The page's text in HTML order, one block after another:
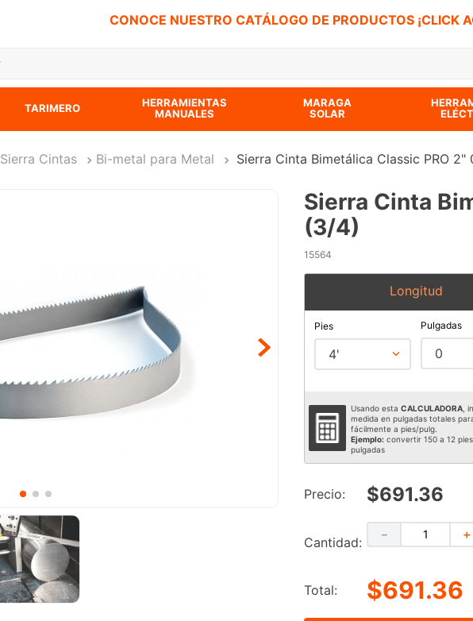
CONOCE NUESTRO CATÁLOGO DE PRODUCTOS ¡CLICK
TARIMERO
HERRAMIENTAS
MANUALES
MARAGA
SOLAR
Sierra Cintas Bi-metal para Metal Sierra Cinta Bimetálica Classic PRO
Sierra Cinta
(3/4)
15564
Longitud
Pies
4'
Pulgadas
0
Usando estaCALCULADORA ,
medida en pulgadas totales
fácilmente a pies/pulg.
Ejemplo: convertir 150 a 12
pulgadas
Precio: $691.36
Cantidad:
＋
－
Total: $691.36
TÉRMINOS MÁS BUSCADOS
8